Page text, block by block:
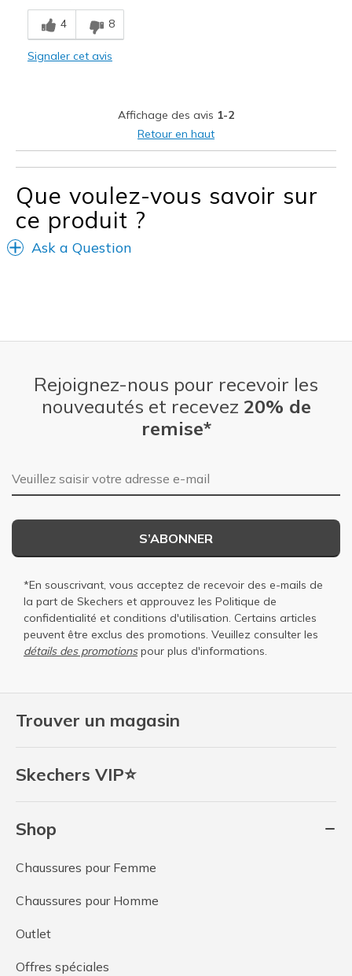
View On Shoes
4 8
Signaler cet avis
Affichage des avis 1-2
Retour en haut
Que voulez-vous savoir sur
ce produit ?
Ask a Question
Trouver un magasin
Skechers VIP⭐
Shop
Chaussures pour Femme
Chaussures pour Homme
Outlet
Offres spéciales
Rejoignez-nous pour recevoir les
nouveautés et recevez 20% de
remise*
Adresse e-mail
S’ABONNER
*En souscrivant, vous acceptez de recevoir des e-mails de
la part de Skechers et approuvez les Politique de
confidentialité et conditions d'utilisation. Certains articles
peuvent être exclus des promotions. Veuillez consulter les
détails des promotionspour plus d'informations.